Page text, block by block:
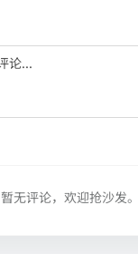
暂无评论，欢迎抢沙发。